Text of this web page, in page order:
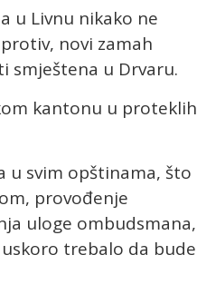
u Livnu nikako ne
novi zamah
smještena u Drvaru.
kantonu u proteklih
u svim opštinama, što
provođenje
uloge ombudsmana,
trebalo da bude